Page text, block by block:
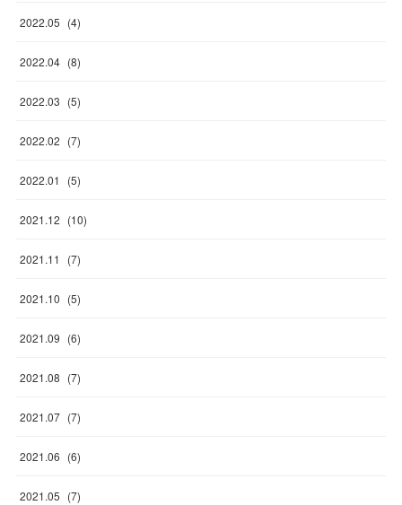
2022.05 (4)
2022.04 (8)
2022.03 (5)
2022.02 (7)
2022.01 (5)
2021.12 (10)
2021.11 (7)
2021.10 (5)
2021.09 (6)
2021.08 (7)
2021.07 (7)
2021.06 (6)
2021.05 (7)